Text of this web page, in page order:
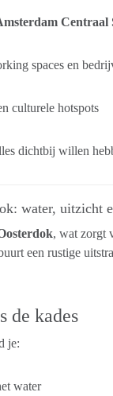
Centraal
spaces en
culturele hotspots
dichtbij willen
water, uitzicht
, wat zorgt
een rustige
de kades
je:
water